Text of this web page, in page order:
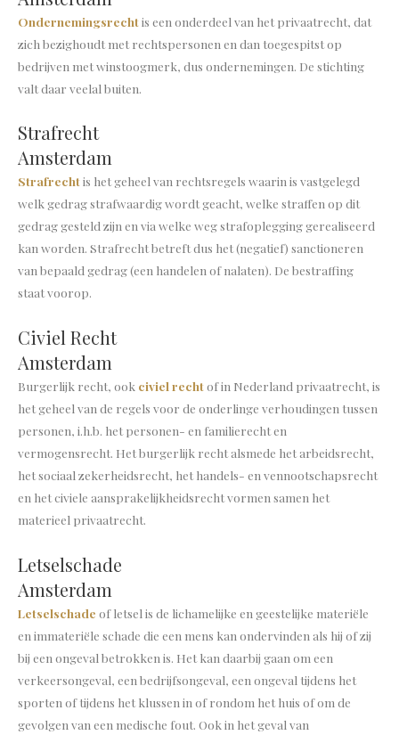
Ondernemingsrechtis een onderdeel van het privaatrecht, dat
zich bezighoudt met rechtspersonen en dan toegespitst op
bedrijven met winstoogmerk, dus ondernemingen. De stichting
valt daar veelal buiten.
Strafrecht
Amsterdam
Strafrechtis het geheel van rechtsregels waarin is vastgelegd
welk gedrag strafwaardig wordt geacht, welke straffen op dit
gedrag gesteld zijn en via welke weg strafoplegging gerealiseerd
kan worden. Strafrecht betreft dus het (negatief) sanctioneren
van bepaald gedrag (een handelen of nalaten). De bestraffing
staat voorop.
Civiel Recht
Amsterdam
Burgerlijk recht, ook civiel rechtof in Nederland privaatrecht, is
het geheel van de regels voor de onderlinge verhoudingen tussen
personen, i.h.b. het personen- en familierecht en
vermogensrecht. Het burgerlijk recht alsmede het arbeidsrecht,
het sociaal zekerheidsrecht, het handels- en vennootschapsrecht
en het civiele aansprakelijkheidsrecht vormen samen het
materieel privaatrecht.
Letselschade
Amsterdam
Letselschade of letsel is de lichamelijke en geestelijke materiële
en immateriële schade die een mens kan ondervinden als hij of zij
bij een ongeval betrokken is. Het kan daarbij gaan om een
verkeersongeval, een bedrijfsongeval, een ongeval tijdens het
sporten of tijdens het klussen in of rondom het huis of om de
gevolgen van een medische fout. Ook in het geval van